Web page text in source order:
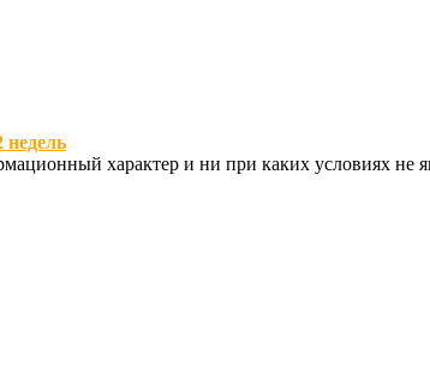
недель
характер и ни при каких условиях